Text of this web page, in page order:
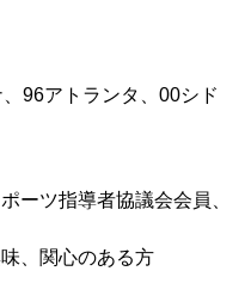
96アトランタ、00シド
ーツ指導者協議会会員、
、関心のある方